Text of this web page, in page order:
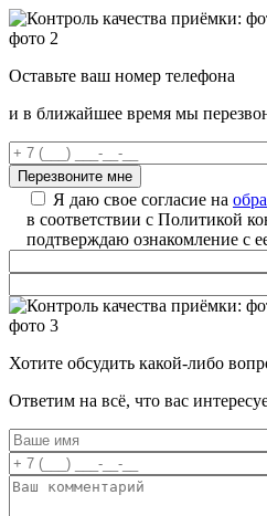
Оставьте ваш номер телефона
и в ближайшее время мы
Я даю свое согласие на
в соответствии с Политикой
подтверждаю ознакомление с
Хотите обсудить какой-либо
Ответим на всё, что вас